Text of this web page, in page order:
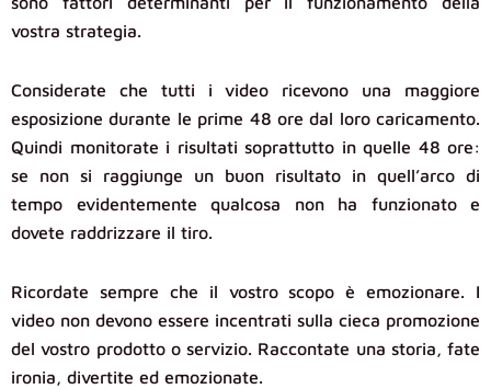
vostra strategia.
Considerate che tutti i video ricevono una maggiore
esposizione durante le prime 48 ore dal loro caricamento.
Quindi monitorate i risultati soprattutto in quelle 48 ore:
se non si raggiunge un buon risultato in quell’arco di
tempo evidentemente qualcosa non ha funzionato e
dovete raddrizzare il tiro.
Ricordate sempre che il vostro scopo è emozionare. I
video non devono essere incentrati sulla cieca promozione
del vostro prodotto o servizio. Raccontate una storia, fate
ironia, divertite ed emozionate.